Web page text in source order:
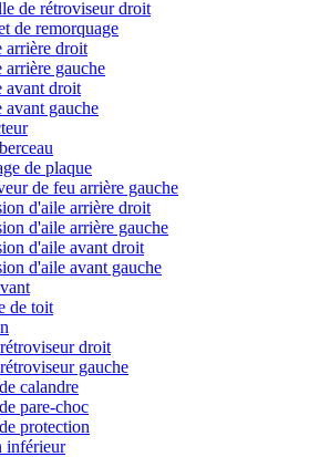
de rétroviseur droit
de remorquage
arrière droit
arrière gauche
avant droit
avant gauche
de plaque
de feu arrière gauche
d'aile arrière droit
d'aile arrière gauche
d'aile avant droit
d'aile avant gauche
de toit
droit
gauche
calandre
pare-choc
protection
inférieur